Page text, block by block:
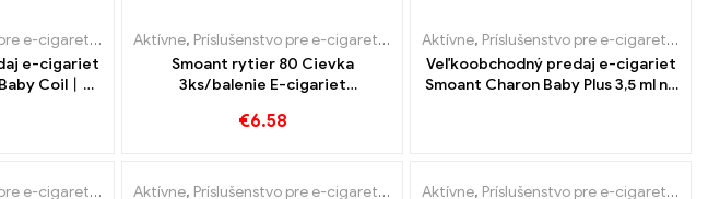
e-cigarety ,
Výparník
e-cigariet
Coil丨
Aktívne, Príslušenstvo pre e-cigarety ,
Výparník
Smoant rytier 80 Cievka
3ks/balenie E-cigariet
€6.58
Aktívne, Príslušenstvo pre e-cigarety ,
Veľkoobchodný predaj e-cigariet
Smoant Charon Baby Plus 3,5 ml na
e-cigarety ,
Výparník
Aktívne, Príslušenstvo pre e-cigarety , Mod,Výparník
Aktívne, Príslušenstvo pre e-cigarety ,